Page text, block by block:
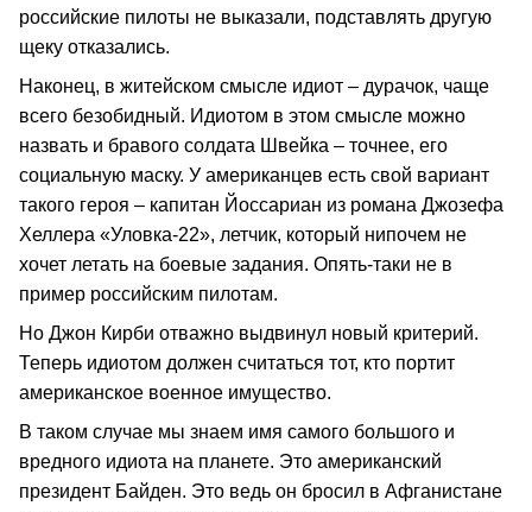
российские пилоты не выказали, подставлять другую
щеку отказались.
Наконец, в житейском смысле идиот – дурачок, чаще
всего безобидный. Идиотом в этом смысле можно
назвать и бравого солдата Швейка – точнее, его
социальную маску. У американцев есть свой вариант
такого героя – капитан Йоссариан из романа Джозефа
Хеллера «Уловка-22», летчик, который нипочем не
хочет летать на боевые задания. Опять-таки не в
пример российским пилотам.
Но Джон Кирби отважно выдвинул новый критерий.
Теперь идиотом должен считаться тот, кто портит
американское военное имущество.
В таком случае мы знаем имя самого большого и
вредного идиота на планете. Это американский
президент Байден. Это ведь он бросил в Афганистане